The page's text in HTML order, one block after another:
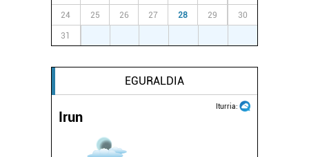
24 25 26 27 28 29 30
31
EGURALDIA
Iturria:
Irun